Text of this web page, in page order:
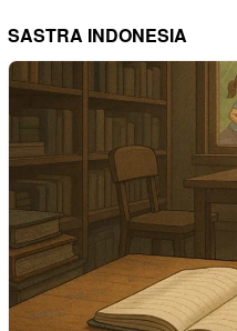
SASTRA INDONESIA